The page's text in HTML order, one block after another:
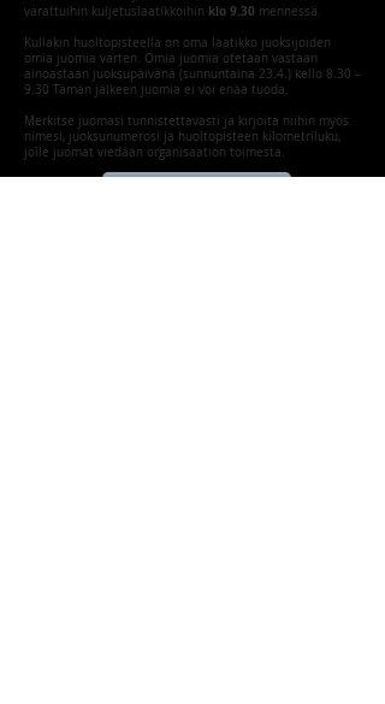
varattuihin kuljetuslaatikkoihin klo 9.30 mennessä.
Kullakin huoltopisteellä on oma laatikko juoksijoiden
omia juomia varten. Omia juomia otetaan vastaan
ainoastaan juoksupäivänä (sunnuntaina 23.4.) kello 8.30 –
9.30 Tämän jälkeen juomia ei voi enää tuoda.
Merkitse juomasi tunnistettavasti ja kirjoita niihin myös
nimesi, juoksunumerosi ja huoltopisteen kilometriluku,
jolle juomat viedään organisaation toimesta.
Avaa tästä aluekartta